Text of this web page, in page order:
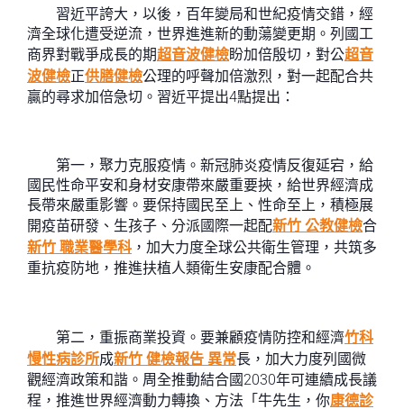
習近平誇大，以後，百年變局和世紀疫情交錯，經
濟全球化遭受逆流，世界進進新的動蕩變更期。列國工
商界對戰爭成長的期超音波健檢盼加倍殷切，對公超音
波健檢正供膳健檢公理的呼聲加倍激烈，對一起配合共
贏的尋求加倍急切。習近平提出4點提出：
第一，聚力克服疫情。新冠肺炎疫情反復延宕，給
國民性命平安和身材安康帶來嚴重要挾，給世界經濟成
長帶來嚴重影響。要保持國民至上、性命至上，積極展
開疫苗研發、生孩子、分派國際一起配新竹 公教健檢合
新竹 職業醫學科 ，加大力度全球公共衛生管理，共筑多
重抗疫防地，推進扶植人類衛生安康配合體。
第二，重振商業投資。要兼顧疫情防控和經濟竹科
慢性病診所成新竹 健檢報告 異常長，加大力度列國微
觀經濟政策和諧。周全推動結合國2030年可連續成長議
程，推進世界經濟動力轉換、方法「牛先生，你康德診